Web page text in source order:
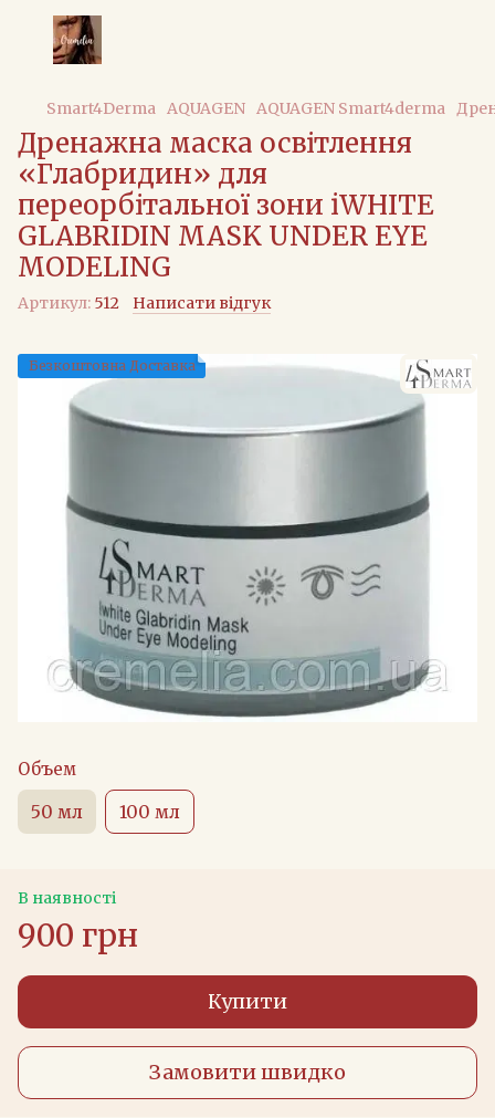
Smart4Derma AQUAGEN AQUAGEN Smart4derma
Дренажна маска освітлення
«Глабридин» для
переорбітальної зони iWHITE
GLABRIDIN MASK UNDER EYE
MODELING
Артикул: 512 Написати відгук
Безкоштовна Доставка
Объем
50 мл 100 мл
В наявності
900 грн
Купити
Замовити швидко